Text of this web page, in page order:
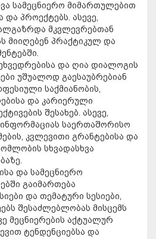
სამეცნიერო მიმართულებით
და პროექტებს. ასევე,
მკვლევრებთან
მიიღებენ პრაქტიკულ და
და ღია დიალოგის
უშუალოდ გაესაუბრებიან
საქმიანობის,
და კარიერული
შესახებ. ასევე,
საერთაშორისო
კვლევითი გრანტებისა და
სხვადასხვა
და სამეცნიერო
გაიმართება
და თემატური სესიები,
შესაძლებლობას მისცემს
მეცნიერების აქტუალურ
ტენდენციებსა და